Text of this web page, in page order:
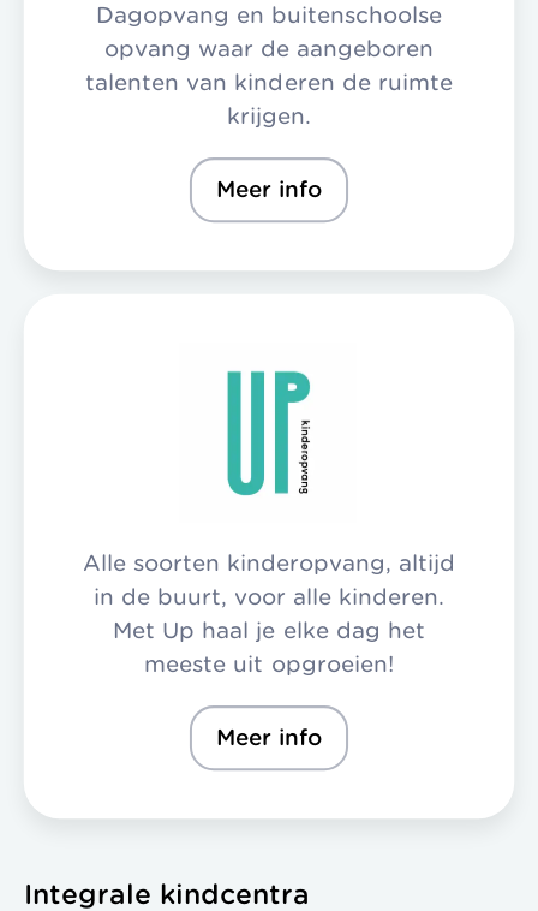
Dagopvang en buitenschoolse
opvang waar de aangeboren
talenten van kinderen de ruimte
krijgen.
Meer info
Alle soorten kinderopvang, altijd
in de buurt, voor alle kinderen.
Met Up haal je elke dag het
meeste uit opgroeien!
Meer info
Integrale kindcentra